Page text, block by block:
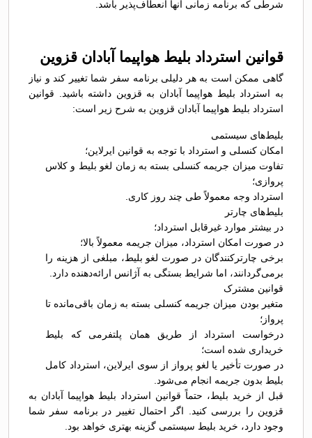
شرطی که برنامه زمانی آنها انعطاف‌پذیر باشد.
قوانین استرداد بلیط هواپیما آبادان قزوین
گاهی ممکن است به هر دلیلی برنامه سفر شما تغییر کند و نیاز
به استرداد بلیط هواپیما آبادان به قزوین داشته باشید. قوانین
استرداد بلیط هواپیما آبادان قزوین به شرح زیر است:
بلیط‌های سیستمی
امکان کنسلی و استرداد با توجه به قوانین ایرلاین؛
تفاوت میزان جریمه کنسلی بسته به زمان لغو بلیط و کلاس
پروازی؛
استرداد وجه معمولاً طی چند روز کاری.
بلیط‌های چارتر
در بیشتر موارد غیرقابل استرداد؛
در صورت امکان استرداد، میزان جریمه معمولاً بالا؛
برخی چارترکنندگان در صورت لغو بلیط، مبلغی از هزینه را
برمی‌گردانند، اما شرایط بستگی به آژانس ارائه‌دهنده دارد.
قوانین مشترک
متغیر بودن میزان جریمه کنسلی بسته به زمان باقی‌مانده تا
پرواز؛
درخواست استرداد از طریق همان پلتفرمی که بلیط
خریداری شده است؛
در صورت تأخیر یا لغو پرواز از سوی ایرلاین، استرداد کامل
بلیط بدون جریمه انجام می‌شود.
قبل از خرید بلیط، حتماً قوانین استرداد بلیط هواپیما آبادان به
قزوین را بررسی کنید. اگر احتمال تغییر در برنامه سفر شما
وجود دارد، خرید بلیط سیستمی گزینه بهتری خواهد بود.